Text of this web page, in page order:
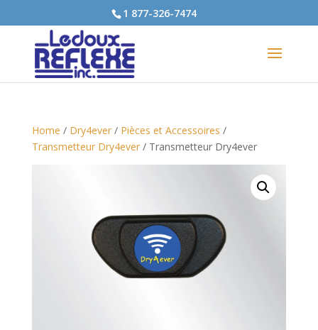
1 877-326-7474
Home / Dry4ever/ Pièces et Accessoires /
Transmetteur Dry4ever/ Transmetteur Dry4ever